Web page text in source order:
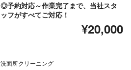
◎予約対応～作業完了まで、当社スタ
ッフがすべてご対応！
¥20,000
洗面所クリーニング